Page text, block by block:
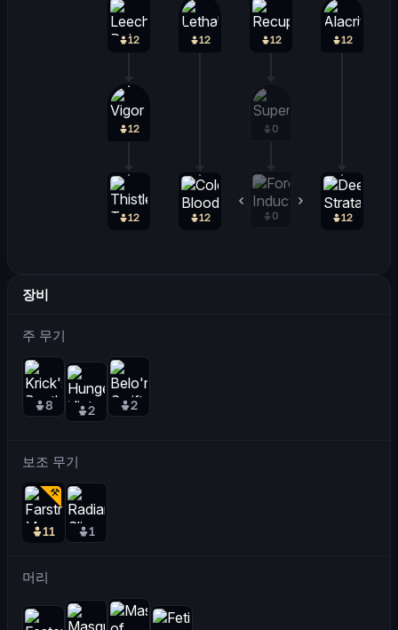
12
12
12
12 12
12 12
12 0
0
장비
주 무기
8 2 2
보조 무기
11 1
머리